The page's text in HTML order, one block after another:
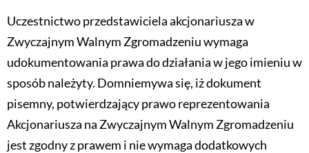
Uczestnictwo przedstawiciela akcjonariusza w
Zwyczajnym Walnym Zgromadzeniu wymaga
udokumentowania prawa do działania w jego imieniu w
sposób należyty. Domniemywa się, iż dokument
pisemny, potwierdzający prawo reprezentowania
Akcjonariusza na Zwyczajnym Walnym Zgromadzeniu
jest zgodny z prawem i nie wymaga dodatkowych